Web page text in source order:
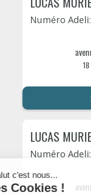
Numéro
LUCAS
Numéro